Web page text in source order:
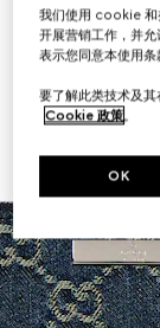
我们使用 cookie 和
开展营销工作，并
表示您同意本使用条
要了解此类技术及
Cookie 政策。
OK